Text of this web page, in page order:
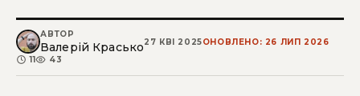
АВТОР
Валерій Красько27 КВІ 2025ОНОВЛЕНО: 26 ЛИП 2026
11
43